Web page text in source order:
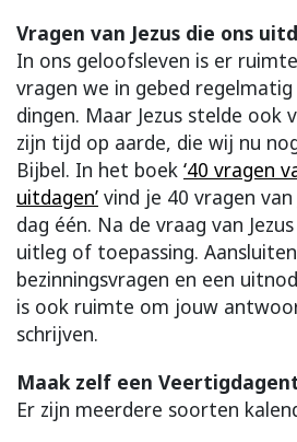
Vragen van Jezus die ons
In ons geloofsleven is er
vragen we in gebed regelmatig
dingen. Maar Jezus stelde ook
zijn tijd op aarde, die wij nu
Bijbel. In het boek ‘40 vragen
uitdagen’ vind je 40 vragen
dag één. Na de vraag van
uitleg of toepassing.
bezinningsvragen en een
is ook ruimte om jouw
schrijven.
Maak zelf een
Er zijn meerdere soorten